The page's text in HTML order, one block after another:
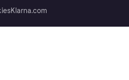
Klarna.com